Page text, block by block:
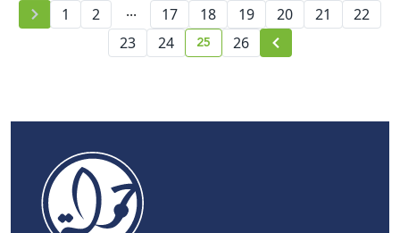
1 2 ... 17 18 19 20 21
22
23
24 current page number
25 26